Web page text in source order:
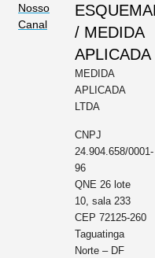
Nosso
Canal
/ MEDIDA
APLICADA
MEDIDA
APLICADA
LTDA
CNPJ
24.904.658/0001-
96
QNE 26 lote
10, sala 233
CEP 72125-260
Taguatinga
Norte – DF